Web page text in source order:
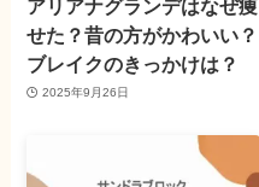
アリアナグランデはなぜ痩
せた？昔の方がかわいい？
ブレイクのきっかけは？
2025年9月26日